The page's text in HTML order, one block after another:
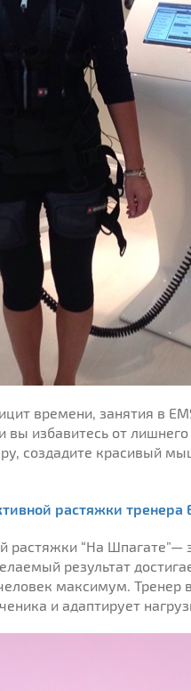
времени, занятия в
избавитесь от
создадите красивый
растяжки тренера
растяжки “На Шпагате”—
результат
максимум. Тренер
и адаптирует